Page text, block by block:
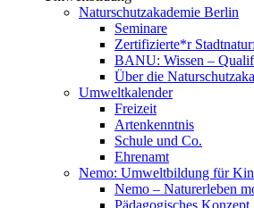
Naturschutzakademie Berlin
Seminare
Zertifizierte*r
BANU: Wissen –
Über die
Umweltkalender
Freizeit
Artenkenntnis
Schule und Co.
Ehrenamt
Nemo: Umweltbildung für
Nemo – Naturerleben
Pädagogisches Konzept